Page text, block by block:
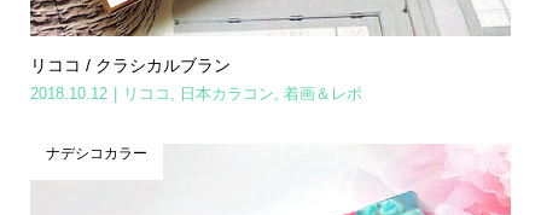
リココ / クラシカルブラン
2018.10.12 リココ , 日本カラコン, 着画＆レポ
ナデシコカラー